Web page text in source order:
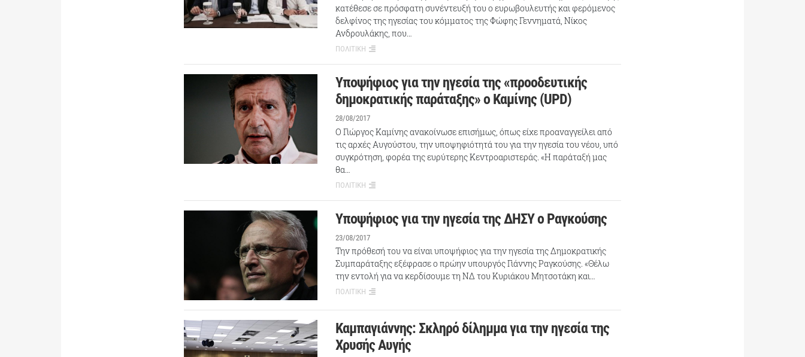
κατέθεσε σε πρόσφατη συνέντευξή του ο ευρωβουλευτής και φερόμενος
δελφίνος της ηγεσίας του κόμματος της Φώφης Γεννηματά, Νίκος
Ανδρουλάκης, που…
ΠΟΛΙΤΙΚΗ
Υποψήφιος για την ηγεσία της «προοδευτικής
δημοκρατικής παράταξης» ο Καμίνης (UPD)
28/08/2017
Ο Γιώργος Καμίνης ανακοίνωσε επισήμως, όπως είχε προαναγγείλει από
τις αρχές Αυγούστου, την υποψηφιότητά του για την ηγεσία του νέου, υπό
συγκρότηση, φορέα της ευρύτερης Κεντροαριστεράς. «Η παράταξή μας
θα…
ΠΟΛΙΤΙΚΗ
Υποψήφιος για την ηγεσία της ΔΗΣΥ ο Ραγκούσης
23/08/2017
Την πρόθεσή του να είναι υποψήφιος για την ηγεσία της Δημοκρατικής
Συμπαράταξης εξέφρασε ο πρώην υπουργός Γιάννης Ραγκούσης. «Θέλω
την εντολή για να κερδίσουμε τη ΝΔ του Κυριάκου Μητσοτάκη και…
ΠΟΛΙΤΙΚΗ
Καμπαγιάννης: Σκληρό δίλημμα για την ηγεσία της
Χρυσής Αυγής